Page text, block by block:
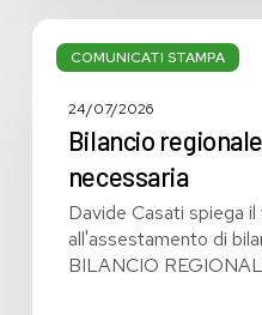
COMUNICATI STAMPA
Bilancio
regionale:
svolta
24/07/2026
Bilancio
necessaria
Davide Casati spiega
all'assestamento di
BILANCIO